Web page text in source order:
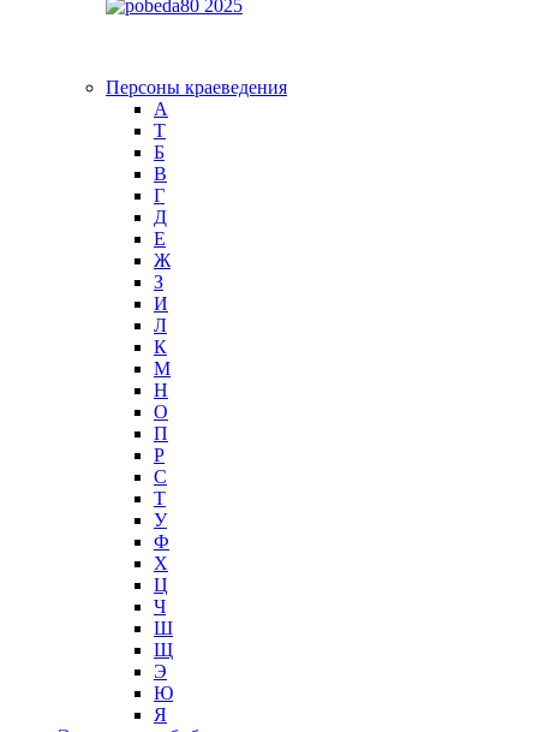
Персоны краеведения
А
T
Б
В
Г
Д
Е
Ж
З
И
Л
К
М
Н
О
П
Р
С
Т
У
Ф
Х
Ц
Ч
Ш
Щ
Э
Ю
Я